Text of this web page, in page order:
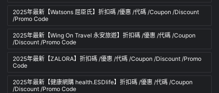
2025年最新【Watsons 屈臣氏】折扣碼 /優惠 /代碼 /Coupon /Discount
/Promo Code
2025年最新【Wing On Travel 永安旅遊】折扣碼 /優惠 /代碼 /Coupon
/Discount /Promo Code
2025年最新【ZALORA】折扣碼 /優惠 /代碼 /Coupon /Discount /Promo
Code
2025年最新【健康網購 health.ESDlife】折扣碼 /優惠 /代碼 /Coupon
/Discount /Promo Code